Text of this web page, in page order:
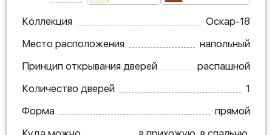
Коллекция
Оскар-18
Место расположения
напольный
Принцип открывания дверей
распашной
Количество дверей
1
Форма
прямой